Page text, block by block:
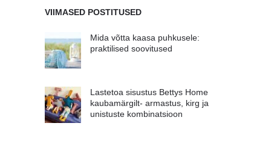
VIIMASED POSTITUSED
Mida võtta kaasa puhkusele:
praktilised soovitused
Lastetoa sisustus Bettys Home
kaubamärgilt- armastus, kirg ja
unistuste kombinatsioon